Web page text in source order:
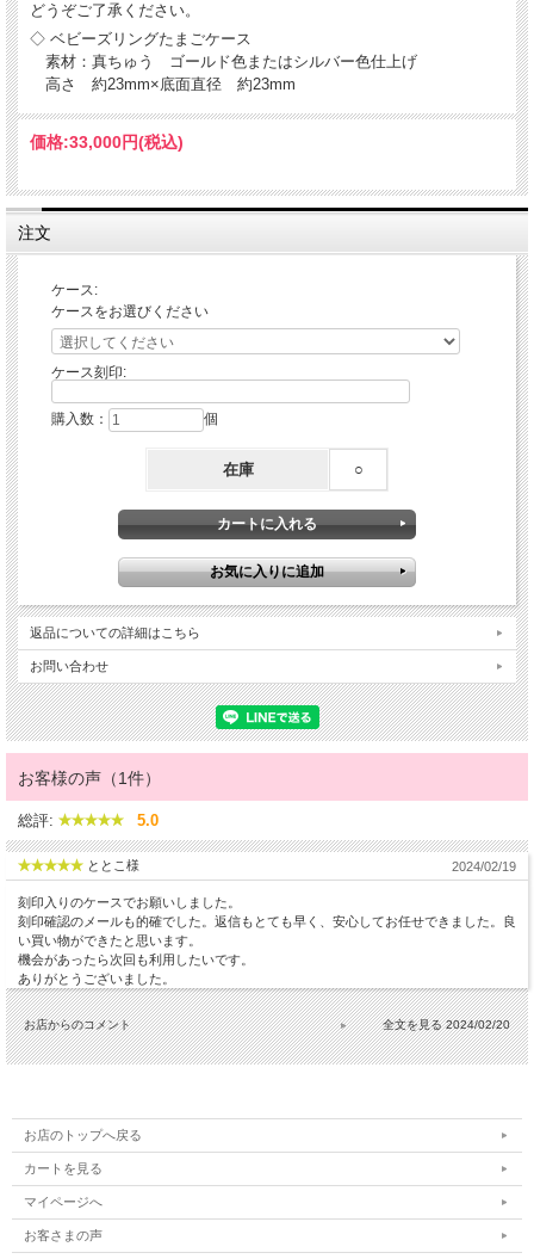
どうぞご了承ください。
◇ ベビーズリングたまごケース
素材：真ちゅう ゴールド色またはシルバー色仕上げ
高さ 約23mm×底面直径 約23mm
価格:33,000円(税込)
注文
ケース:
ケースをお選びください
ケース刻印:
購入数： 個
在庫 ○
返品についての詳細はこちら
お問い合わせ
お客様の声（1件）
総評: 5.0
ととこ様 2024/02/19
刻印入りのケースでお願いしました。
刻印確認のメールも的確でした。返信もとても早く、安心してお任せできました。良
い買い物ができたと思います。
機会があったら次回も利用したいです。
ありがとうございました。
お店からのコメント 2024/02/20
お店のトップへ戻る
カートを見る
マイページへ
お客さまの声